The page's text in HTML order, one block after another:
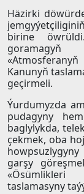
Häzirki
birine
goramagyň
Kanunyň
geçirmeli.
Ýurdumyzda
pudagyny
baglylykda,
çekmek, oba
garşy
taslamasyny